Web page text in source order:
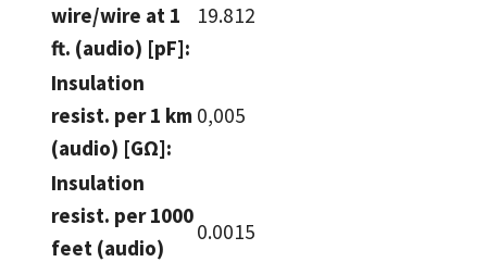
wire/wire at 1
ft. (audio) [pF]:
19.812
Insulation
resist. per 1 km
(audio) [GΩ]:
0,005
Insulation
resist. per 1000
feet (audio)
0.0015